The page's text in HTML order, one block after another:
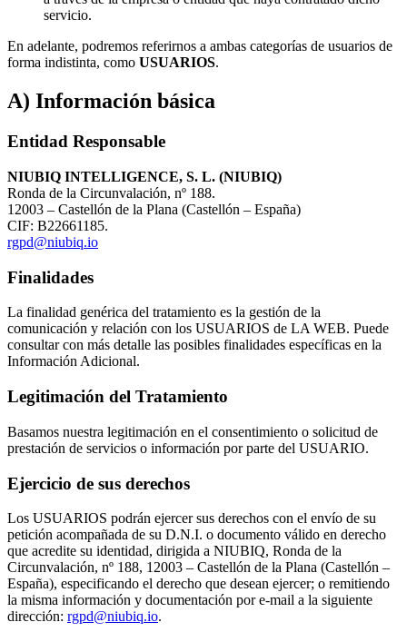
servicio.
En adelante, podremos referirnos a ambas categorías de usuarios de
forma indistinta, como USUARIOS.
A) Información básica
Entidad Responsable
NIUBIQ INTELLIGENCE, S. L. (NIUBIQ)
Ronda de la Circunvalación, nº 188.
12003 – Castellón de la Plana (Castellón – España)
CIF: B22661185.
rgpd@niubiq.io
Finalidades
La finalidad genérica del tratamiento es la gestión de la
comunicación y relación con los USUARIOS de LA WEB. Puede
consultar con más detalle las posibles finalidades específicas en la
Información Adicional.
Legitimación del Tratamiento
Basamos nuestra legitimación en el consentimiento o solicitud de
prestación de servicios o información por parte del USUARIO.
Ejercicio de sus derechos
Los USUARIOS podrán ejercer sus derechos con el envío de su
petición acompañada de su D.N.I. o documento válido en derecho
que acredite su identidad, dirigida a NIUBIQ, Ronda de la
Circunvalación, nº 188, 12003 – Castellón de la Plana (Castellón –
España), especificando el derecho que desean ejercer; o remitiendo
la misma información y documentación por e-mail a la siguiente
dirección: rgpd@niubiq.io.